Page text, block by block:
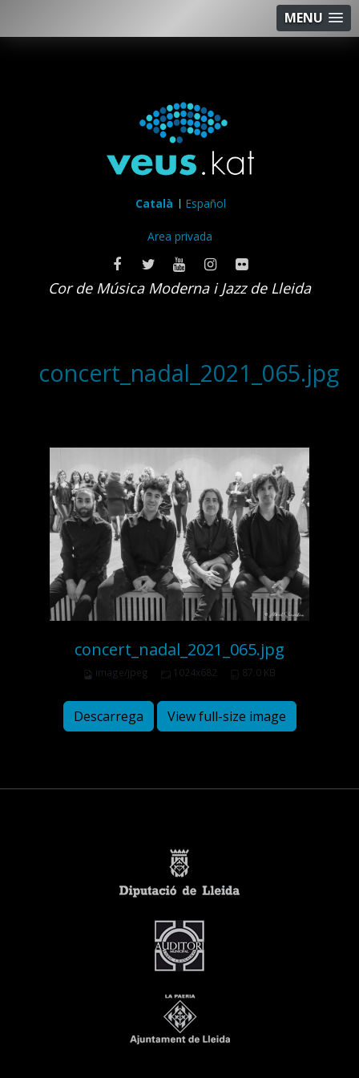
MENU
Català Español
Area privada
Cor de Música Moderna i Jazz de Lleida
concert_nadal_2021_065.jpg
concert_nadal_2021_065.jpg
image/jpeg 1024x682 87.0 KB
Descarrega View full-size image